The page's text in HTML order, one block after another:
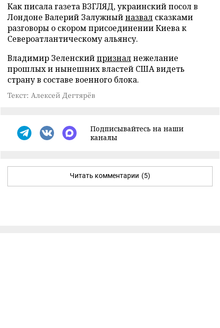
Как писала газета ВЗГЛЯД, украинский посол в
Лондоне Валерий Залужныйназвал сказками
разговоры о скором присоединении Киева к
Североатлантическому альянсу.
Владимир Зеленскийпризналнежелание
прошлых и нынешних властей США видеть
страну в составе военного блока.
Текст: Алексей Дегтярёв
Подписывайтесь на наши
каналы
Читать комментарии (5)